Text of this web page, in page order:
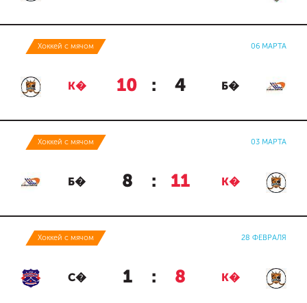
Хоккей с мячом 06 МАРТА
К� 10 : 4 Б�
Хоккей с мячом 03 МАРТА
Б� 8 : 11 К�
Хоккей с мячом 28 ФЕВРАЛЯ
С� 1 : 8 К�